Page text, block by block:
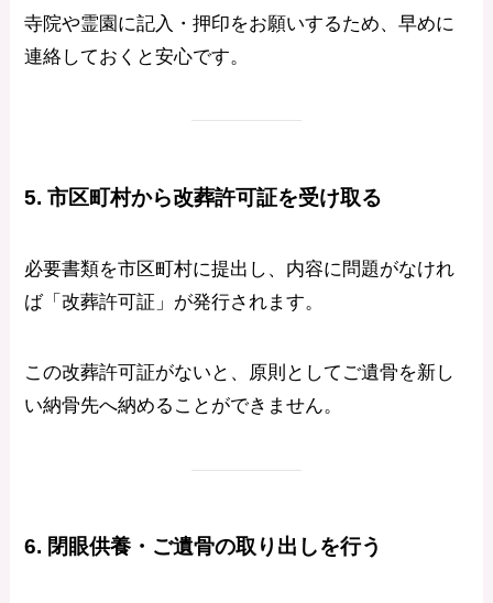
寺院や霊園に記入・押印をお願いするため、早めに
連絡しておくと安心です。
5. 市区町村から改葬許可証を受け取る
必要書類を市区町村に提出し、内容に問題がなけれ
ば「改葬許可証」が発行されます。
この改葬許可証がないと、原則としてご遺骨を新し
い納骨先へ納めることができません。
6. 閉眼供養・ご遺骨の取り出しを行う